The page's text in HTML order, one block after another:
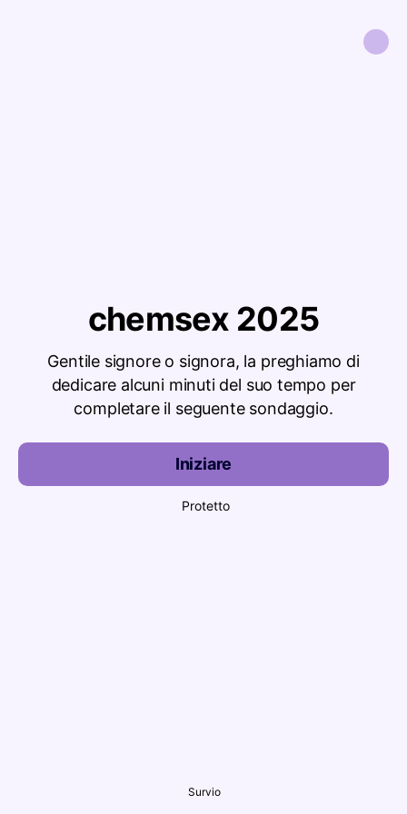
chemsex 2025
Gentile signore o signora, la preghiamo di
dedicare alcuni minuti del suo tempo per
completare il seguente sondaggio.
Iniziare
Protetto
Survio